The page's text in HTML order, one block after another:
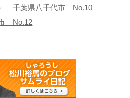
千葉県八千代市 No.10
No.12